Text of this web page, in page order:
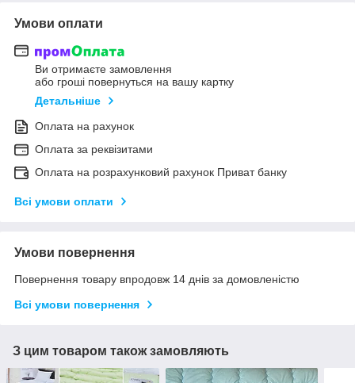
Умови оплати
Ви отримаєте замовлення
або гроші повернуться на вашу картку
Детальніше
Оплата на рахунок
Оплата за реквізитами
Оплата на розрахунковий рахунок Приват банку
Всі умови оплати
Умови повернення
Повернення товару впродовж 14 днів за домовленістю
Всі умови повернення
З цим товаром також замовляють